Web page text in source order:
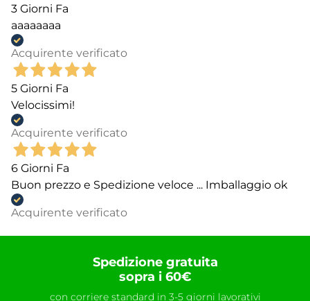
3 Giorni Fa
aaaaaaaa
Acquirente verificato
5 Giorni Fa
Velocissimi!
Acquirente verificato
6 Giorni Fa
Buon prezzo e Spedizione veloce ... Imballaggio ok
Acquirente verificato
Spedizione gratuita
sopra i 60€
con corriere standard in 3-5 giorni lavorativi